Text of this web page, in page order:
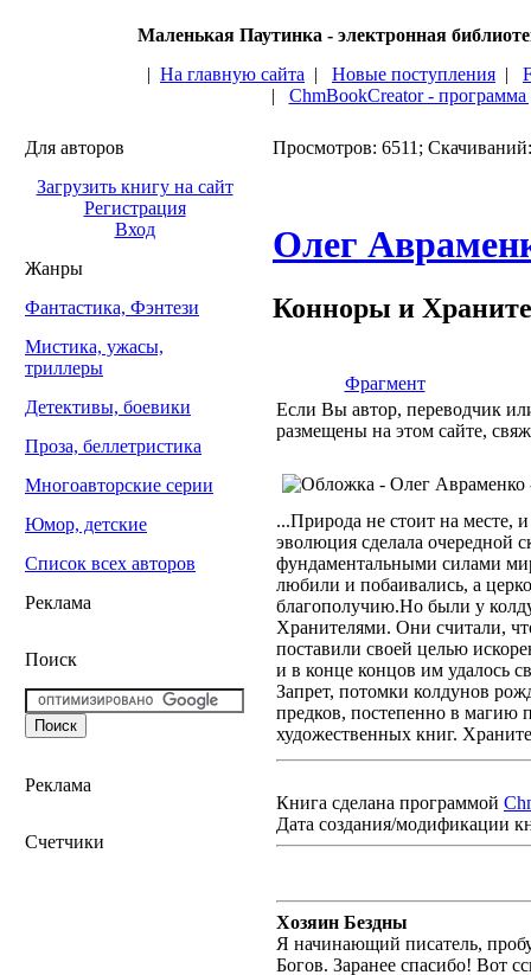
Маленькая Паутинка - электронная
| На главную сайта | Новые поступления |
| ChmBookCreator -
Для авторов
Загрузить книгу на сайт
Регистрация
Вход
Жанры
Фантастика, Фэнтези
Мистика, ужасы,
триллеры
Детективы, боевики
Проза, беллетристика
Многоавторские серии
Юмор, детские
Список всех авторов
Реклама
Поиск
Реклама
Счетчики
Просмотров: 6511;
Олег
Конноры и
Фрагмент
Если Вы автор, переводчик
размещены на этом сайте,
...Природа не стоит на месте,
эволюция сделала очередной
фундаментальными силами
любили и побаивались, а
благополучию.Но были у
Хранителями. Они считали,
поставили своей целью
и в конце концов им удалось
Запрет, потомки колдунов
предков, постепенно в магию
художественных книг.
Книга сделана программой
Дата создания/модификации
Хозяин Бездны
Я начинающий писатель,
Богов. Заранее спасибо! Вот